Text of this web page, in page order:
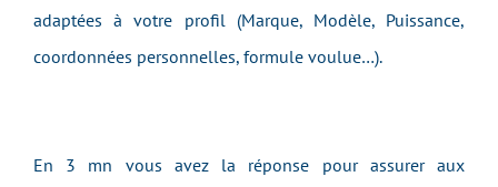
adaptées à votre profil (Marque, Modèle, Puissance,
coordonnées personnelles, formule voulue…).
En 3 mn vous avez la réponse pour assurer aux